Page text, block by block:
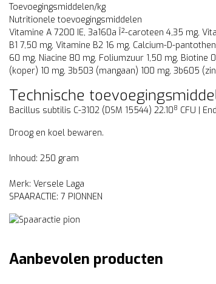
Toevoegingsmiddelen/kg
Nutritionele toevoegingsmiddelen
Vitamine A 7200 IE, 3a160a Î²-caroteen 4,35 mg,
B1 7,50 mg, Vitamine B2 16 mg, Calcium-D-
60 mg, Niacine 80 mg, Foliumzuur 1,50 mg, Biotine
(koper) 10 mg, 3b503 (mangaan) 100 mg, 3b605
Technische
Bacillus subtilis C-3102 (DSM 15544) 22.108 CFU |
Droog en koel bewaren.
Inhoud: 250 gram
Merk: Versele Laga
SPAARACTIE: 7 PIONNEN
Aanbevolen producten